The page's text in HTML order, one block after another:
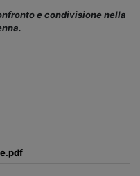
e condivisione nella